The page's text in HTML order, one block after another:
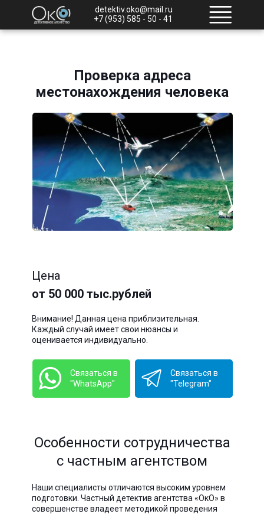
detektiv.oko@mail.ru
+7 (953) 585 - 50 - 41
Проверка адреса
местонахождения человека
Цена
от 50 000 тыс.рублей
Внимание! Данная цена приблизительная.
Каждый случай имеет свои нюансы и
оценивается индивидуально.
Связаться в
"WhatsApp"
Связаться в
"Telegram"
Особенности сотрудничества
с частным агентством
Наши специалисты отличаются высоким уровнем
подготовки. Частный детектив агентства «ОкО» в
совершенстве владеет методикой проведения